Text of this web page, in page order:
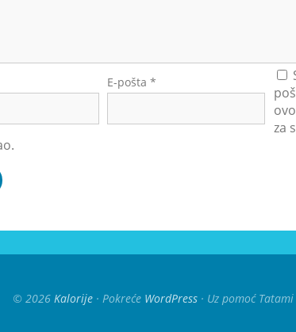
E-pošta*
za
© 2026Kalorije Pokreće WordPress Uz pomoć